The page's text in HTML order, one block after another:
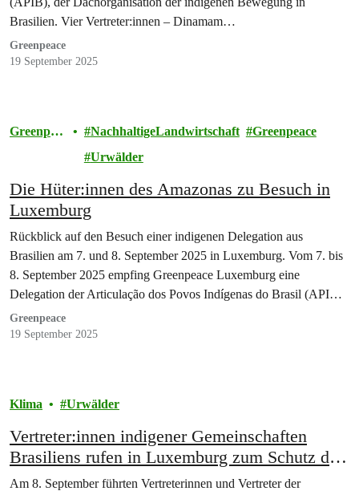
Brasilien. Vier Vertreter:innen – Dinamam…
Greenpeace
19 September 2025
Greenpea
NachhaltigeLandwirtschaft
Greenpeace
Urwälder
Die Hüter:innen des Amazonas zu Besuch in
Luxemburg
Rückblick auf den Besuch einer indigenen Delegation aus
Brasilien am 7. und 8. September 2025 in Luxemburg. Vom 7. bis
8. September 2025 empfing Greenpeace Luxemburg eine
Delegation der Articulação dos Povos Indígenas do Brasil (APIB),
der Dachorganisation der indigenen Bewegung in Brasilien. Vier
Vertreter:innen – Dinamam Tuxá, Luana Kaingang, Otacir Pereira
Greenpeace
19 September 2025
Klima Urwälder
Vertreter:innen indigener Gemeinschaften
Brasiliens rufen in Luxemburg zum Schutz des
Amazonas auf
Am 8. September führten Vertreterinnen und Vertreter der